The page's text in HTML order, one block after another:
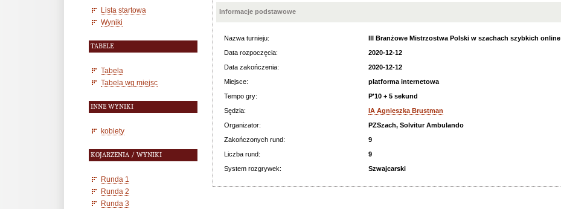
Lista startowa
Wyniki
TABELE
Tabela
Tabela wg miejsc
INNE WYNIKI
kobiety
KOJARZENIA / WYNIKI
Runda 1
Runda 2
Runda 3
Informacje podstawowe
Nazwa turnieju:
III Branżowe Mistrzostwa Polski w szachach szybkich online
Data rozpoczęcia:
2020-12-12
Data zakończenia:
2020-12-12
Miejsce:
platforma internetowa
Tempo gry:
P'10 + 5 sekund
Sędzia:
IA Agnieszka Brustman
Organizator:
PZSzach, Solvitur Ambulando
Zakończonych rund:
9
Liczba rund:
9
System rozgrywek:
Szwajcarski